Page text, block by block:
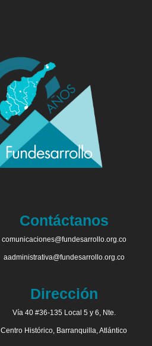
Contáctanos
comunicaciones@fundesarrollo.org.co
aadministrativa@fundesarrollo.org.co
Dirección
Vía 40 #36-135 Local 5 y 6, Nte.
Centro Histórico, Barranquilla, Atlántico